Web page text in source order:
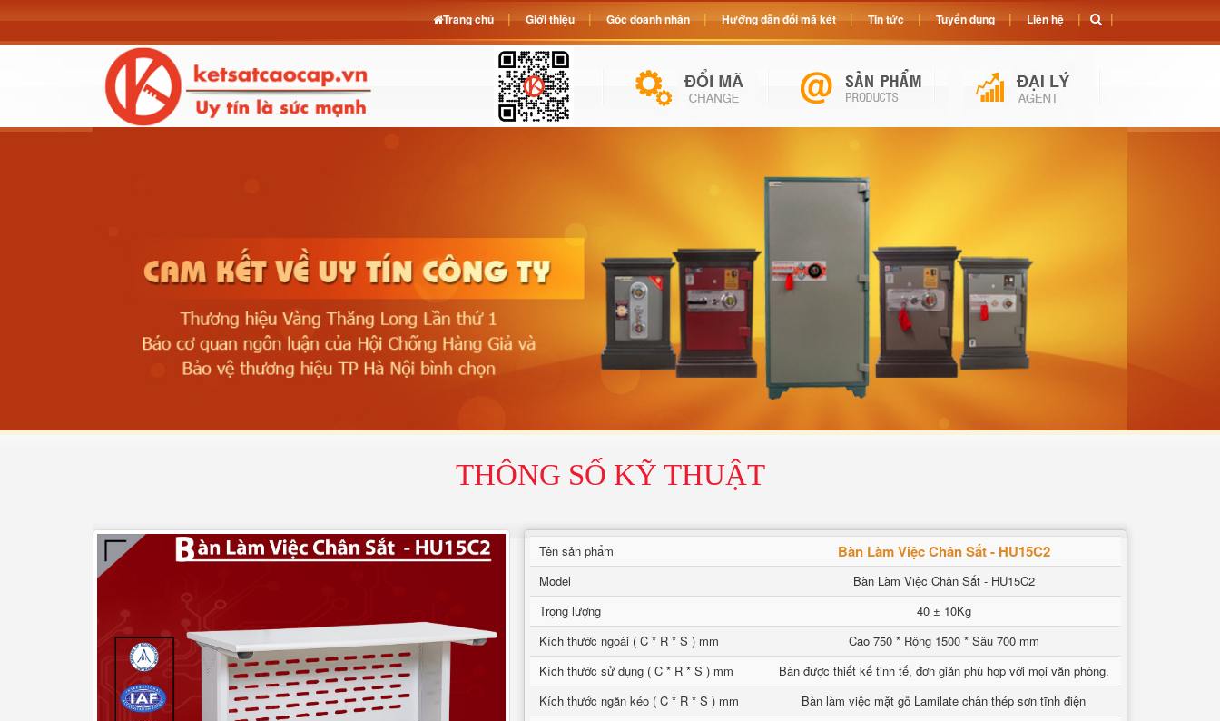
THÔNG SỐ KỸ THUẬT
Tên sản phẩm Bàn Làm Việc Chân Sắt - HU15C2
Model
Bàn Làm Việc Chân Sắt - HU15C2
Trọng lượng
40 ± 10Kg
Kích thước ngoài ( C * R * S ) mm
Cao 750 * Rộng 1500 * Sâu 700 mm
Kích thước sử dụng ( C * R * S ) mm
Bàn được thiết kế tinh tế, đơn giản phù hợp với mọi văn phòng.
Kích thước ngăn kéo ( C * R * S ) mm
Bàn làm việc mặt gỗ Lamilate chân thép sơn tĩnh điện
Trang chủ Giới thiệu Góc doanh nhân Hướng dẫn đổi mã két Tin tức Tuyển dụng Liên hệ